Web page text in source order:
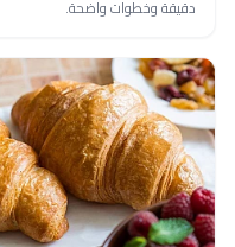
دقيقة وخطوات واضحة.